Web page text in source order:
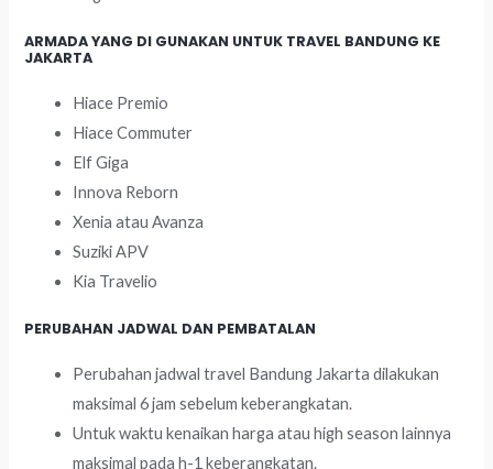
ARMADA YANG DI GUNAKAN UNTUK TRAVEL BANDUNG KE
JAKARTA
Hiace Premio
Hiace Commuter
Elf Giga
Innova Reborn
Xenia atau Avanza
Suziki APV
Kia Travelio
PERUBAHAN JADWAL DAN PEMBATALAN
Perubahan jadwal travel Bandung Jakarta dilakukan
maksimal 6 jam sebelum keberangkatan.
Untuk waktu kenaikan harga atau high season lainnya
maksimal pada h-1 keberangkatan.